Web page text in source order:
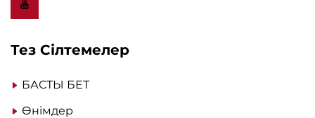
Тез Сілтемелер
БАСТЫ БЕТ
Өнімдер